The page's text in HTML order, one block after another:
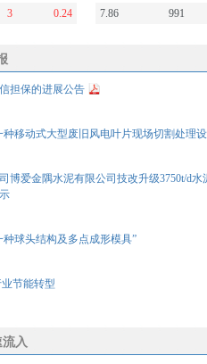
3 0.24
7.86
991
担保的进展公告
移动式大型废旧风电叶片现场切割处理
博爱金隅水泥有限公司技改升级3750t/d
球头结构及多点成形模具”
节能转型
入